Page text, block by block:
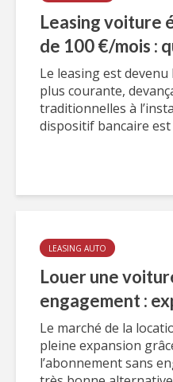
Leasing voiture
de 100 €/mois :
Le leasing est
plus courante,
traditionnelles à
dispositif bancaire
LEASING AUTO
Louer une
engagement :
Le marché de la
pleine expansion
l’abonnement sans